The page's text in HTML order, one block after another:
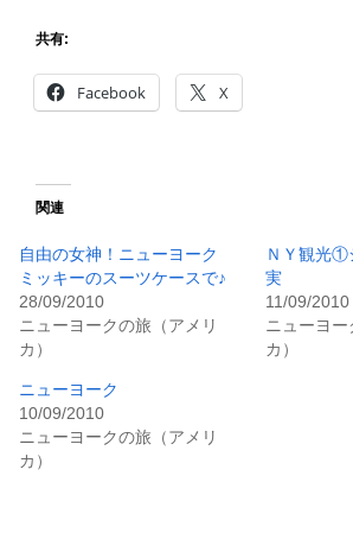
共有:
Facebook X
関連
自由の女神！ニューヨーク
ミッキーのスーツケースで♪
28/09/2010
ニューヨークの旅（アメリ
カ）
ＮＹ観光①
実
11/09/2010
ニューヨー
カ）
ニューヨーク
10/09/2010
ニューヨークの旅（アメリ
カ）